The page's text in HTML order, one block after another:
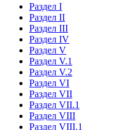
Раздел I
Раздел II
Раздел III
Раздел IV
Раздел V
Раздел V.1
Раздел V.2
Раздел VI
Раздел VII
Раздел VII.1
Раздел VIII
Раздел VIII.1